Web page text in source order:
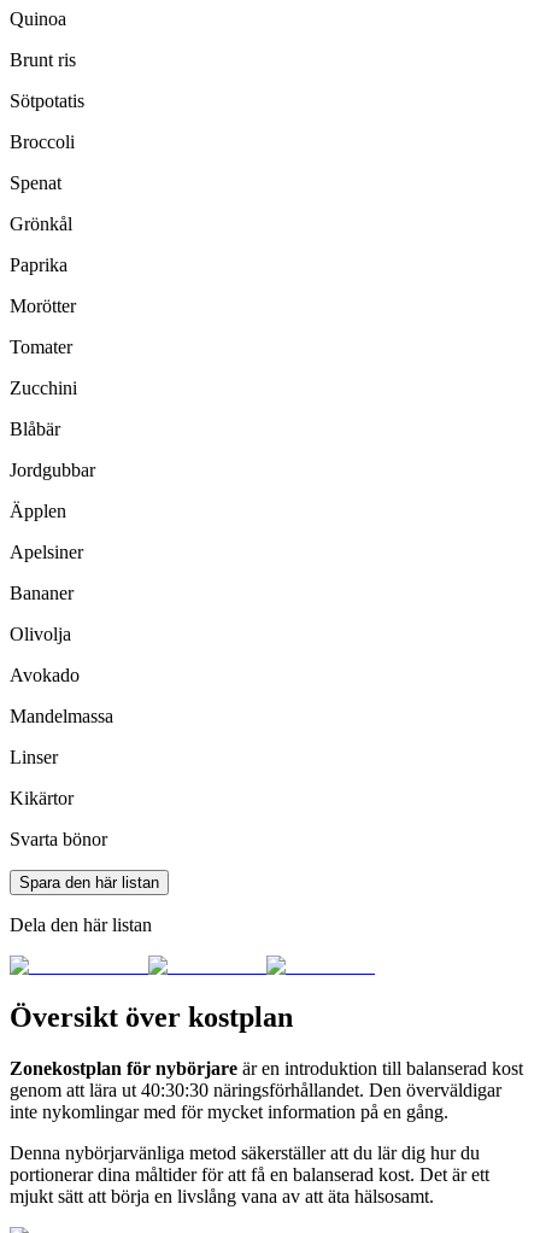
Quinoa
Brunt ris
Sötpotatis
Broccoli
Spenat
Grönkål
Paprika
Morötter
Tomater
Zucchini
Blåbär
Jordgubbar
Äpplen
Apelsiner
Bananer
Olivolja
Avokado
Mandelmassa
Linser
Kikärtor
Svarta bönor
Spara den här listan
Dela den här listan
Översikt över kostplan
Zonekostplan för nybörjare är en introduktion till balanserad kost
genom att lära ut 40:30:30 näringsförhållandet. Den överväldigar
inte nykomlingar med för mycket information på en gång.
Denna nybörjarvänliga metod säkerställer att du lär dig hur du
portionerar dina måltider för att få en balanserad kost. Det är ett
mjukt sätt att börja en livslång vana av att äta hälsosamt.